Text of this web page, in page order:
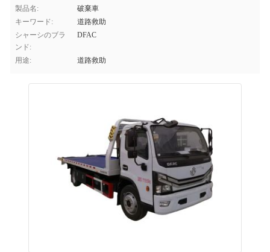
製品名:
破棄車
キーワード:
道路救助
シャーシのブラ
ンド:
DFAC
用途: 道路救助